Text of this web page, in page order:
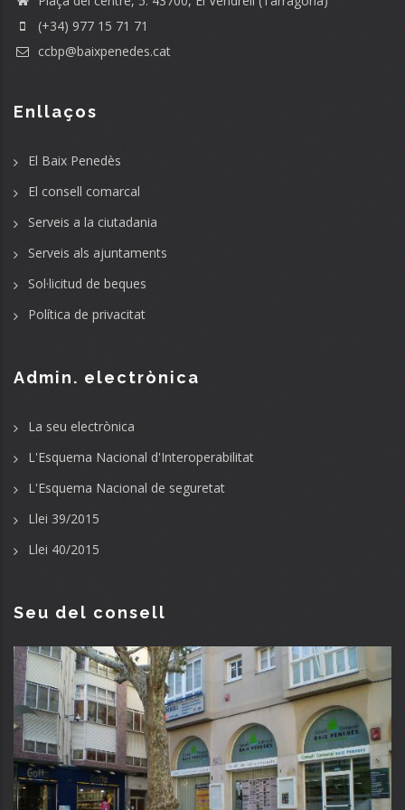
(+34) 977 15 71 71
ccbp@baixpenedes.cat
Enllaços
El Baix Penedès
El consell comarcal
Serveis a la ciutadania
Serveis als ajuntaments
Sol·licitud de beques
Política de privacitat
Admin. electrònica
La seu electrònica
L'Esquema Nacional d'Interoperabilitat
L'Esquema Nacional de seguretat
Llei 39/2015
Llei 40/2015
Seu del consell